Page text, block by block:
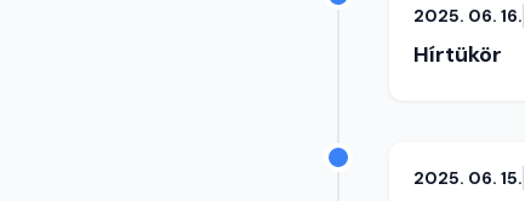
2025. 06. 16.
Hírtükör
2025. 06. 15.